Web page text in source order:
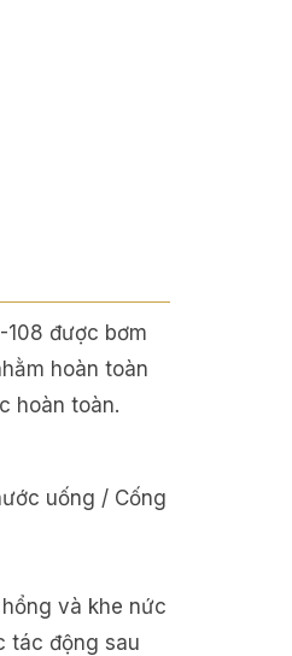
được bơm
hoàn toàn
hoàn toàn.
uống / Cống
và khe nức
tác động sau